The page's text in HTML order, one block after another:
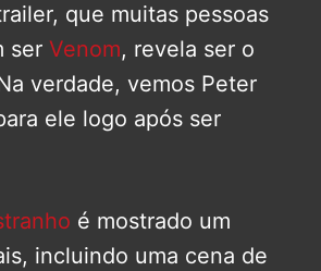
que muitas pessoas
ser Venom, revela ser o
verdade, vemos Peter
ele logo após ser
é mostrado um
incluindo uma cena de